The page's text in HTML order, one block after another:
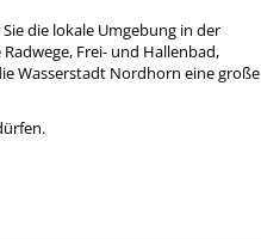
die lokale Umgebung in der
Frei- und Hallenbad,
Wasserstadt Nordhorn eine große